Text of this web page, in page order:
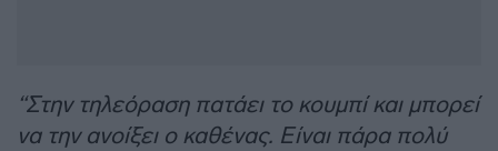
“Στην τηλεόραση πατάει το κουμπί και μπορεί
να την ανοίξει ο καθένας. Είναι πάρα πολύ